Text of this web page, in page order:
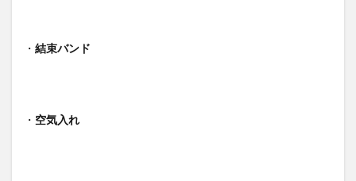
・ 結束バンド
・ 空気入れ